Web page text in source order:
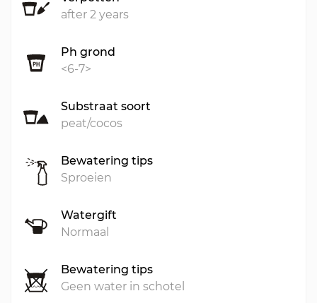
after 2 years
Ph grond
<6-7>
Substraat soort
peat/cocos
Bewatering tips
Sproeien
Watergift
Normaal
Bewatering tips
Geen water in schotel